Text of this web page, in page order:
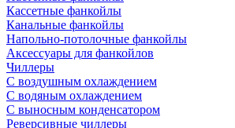
Кассетные фанкойлы
Канальные фанкойлы
Напольно-потолочные фанкойлы
Аксессуары для фанкойлов
Чиллеры
С воздушным охлаждением
С водяным охлаждением
С выносным конденсатором
Реверсивные чиллеры